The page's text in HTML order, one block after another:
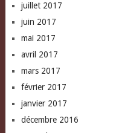
juillet 2017
juin 2017
mai 2017
avril 2017
mars 2017
février 2017
janvier 2017
décembre 2016